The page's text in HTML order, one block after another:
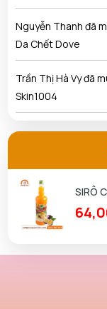
Nguyễn Thanh đã
Da Chết Dove
Trần Thị Hà Vy đã
Skin1004
Ngô Thủy Phương
Nguyễn Anh
3CE Sepia
Nguyễn Kha đã
Skin1004
SIRÔ